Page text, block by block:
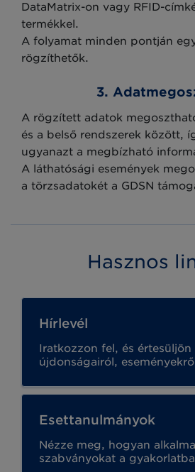
DataMatrix-on vagy RFID-
termékkel.
A folyamat minden pontján
rögzíthetők.
3.
A rögzített adatok
és a belső rendszerek között,
ugyanazt a megbízható
A láthatósági események
a törzsadatokét a GDSN
Hasznos
Hírlevél
Iratkozzon fel, és értesüljön
újdonságairól,
Esettanulmányok
Nézze meg, hogyan
szabványokat a